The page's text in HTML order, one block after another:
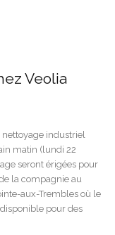
Veolia
industriel
matin (lundi 22
seront érigées pour
la compagnie au
aux-Trembles où le
pour des